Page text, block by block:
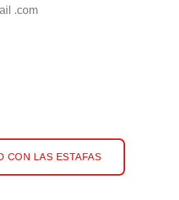
.com
CON LAS ESTAFAS